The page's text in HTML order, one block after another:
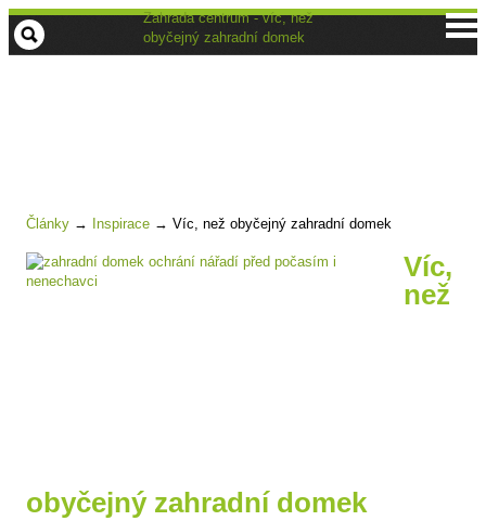
Zahrada centrum - víc, než
obyčejný zahradní domek
Články → Inspirace → Víc, než obyčejný zahradní domek
Víc,
než
obyčejný zahradní domek